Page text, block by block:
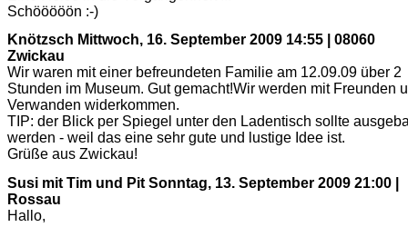
Schööööön :-)
Knötzsch Mittwoch, 16. September 2009 14:55 | 08060
Zwickau
Wir waren mit einer befreundeten Familie am 12.09.09 über 2
Stunden im Museum. Gut gemacht!Wir werden mit Freunden
Verwanden widerkommen.
TIP: der Blick per Spiegel unter den Ladentisch sollte
werden - weil das eine sehr gute und lustige Idee ist.
Grüße aus Zwickau!
Susi mit Tim und Pit Sonntag, 13. September 2009 21:00 |
Rossau
Hallo,